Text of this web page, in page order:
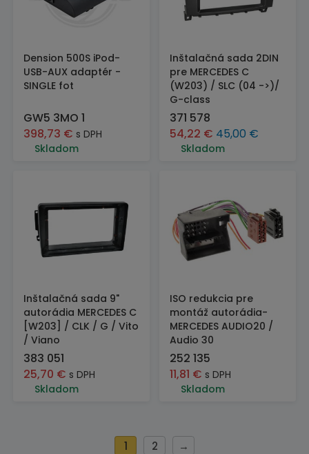
Dension 500S iPod-
USB-AUX adaptér -
SINGLE fot
GW5 3MO 1
398,73 € s DPH
Skladom
Inštalačná sada 2DIN
pre MERCEDES C
(W203) / SLC (04 ->)/
G-class
371 578
54,22 € 45,00 €
Skladom
Inštalačná sada 9"
autorádia MERCEDES C
[W203] / CLK / G / Vito
/ Viano
383 051
25,70 € s DPH
Skladom
ISO redukcia pre
montáž autorádia-
MERCEDES AUDIO20 /
Audio 30
252 135
11,81 € s DPH
Skladom
1 2 →